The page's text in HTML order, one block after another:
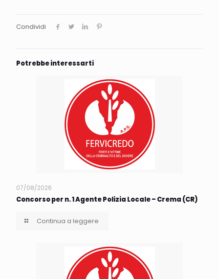
Condividi
Potrebbe interessarti
07/08/2026
Concorso per n. 1 Agente Polizia Locale – Crema (CR)
Continua a leggere